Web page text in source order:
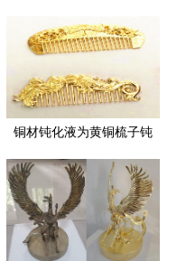
铜材钝化液为黄铜梳子钝